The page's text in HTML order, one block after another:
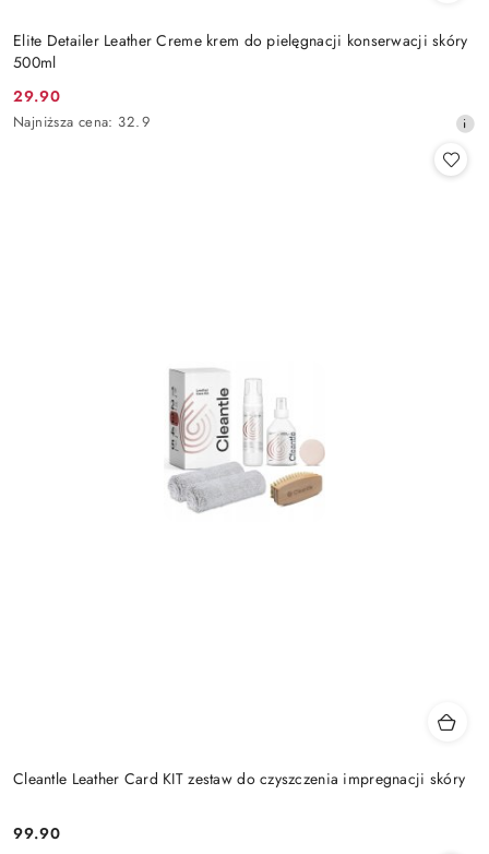
Elite Detailer Leather Creme krem do pielęgnacji konserwacji skóry
500ml
Cena
promocyjna:
29.90
Najniższa
Najniższa cena: 32.9
Cleantle Leather Card KIT zestaw do czyszczenia impregnacji skóry
Cena:
99.90